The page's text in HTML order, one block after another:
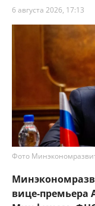
6 августа 2026, 17:13
Фото
вице‑премьера